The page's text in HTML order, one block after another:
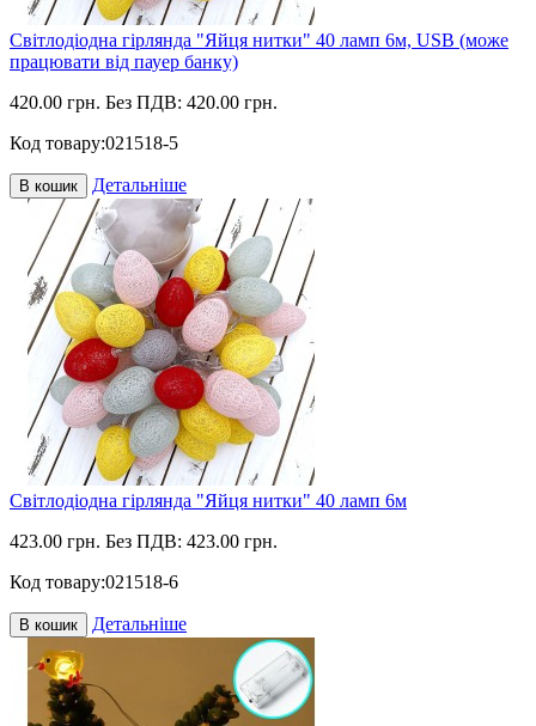
Світлодіодна гірлянда "Яйця нитки" 40 ламп 6м, USB (може
працювати від пауер банку)
420.00 грн. Без ПДВ: 420.00 грн.
Код товару:021518-5
В кошик Детальніше
Світлодіодна гірлянда "Яйця нитки" 40 ламп 6м
423.00 грн. Без ПДВ: 423.00 грн.
Код товару:021518-6
В кошик Детальніше